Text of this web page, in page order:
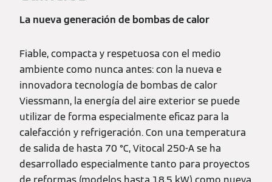
La nueva generación de bombas de calor
Fiable, compacta y respetuosa con el medio
ambiente como nunca antes: con la nueva e
innovadora tecnología de bombas de calor
Viessmann, la energía del aire exterior se puede
utilizar de forma especialmente eficaz para la
calefacción y refrigeración. Con una temperatura
de salida de hasta 70 °C, Vitocal 250-A se ha
desarrollado especialmente tanto para proyectos